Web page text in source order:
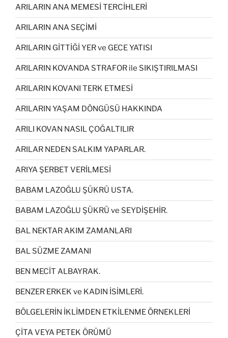
ARILARIN ANA MEMESİ TERCİHLERİ
ARILARIN ANA SEÇİMİ
ARILARIN GİTTİĞİ YER ve GECE YATISI
ARILARIN KOVANDA STRAFOR ile SIKIŞTIRILMASI
ARILARIN KOVANI TERK ETMESİ
ARILARIN YAŞAM DÖNGÜSÜ HAKKINDA
ARILI KOVAN NASIL ÇOĞALTILIR
ARILAR NEDEN SALKIM YAPARLAR.
ARIYA ŞERBET VERİLMESİ
BABAM LAZOĞLU ŞÜKRÜ USTA.
BABAM LAZOĞLU ŞÜKRÜ ve SEYDİŞEHİR.
BAL NEKTAR AKIM ZAMANLARI
BAL SÜZME ZAMANI
BEN MECİT ALBAYRAK.
BENZER ERKEK ve KADIN İSİMLERİ.
BÖLGELERİN İKLİMDEN ETKİLENME ÖRNEKLERİ
ÇİTA VEYA PETEK ÖRÜMÜ